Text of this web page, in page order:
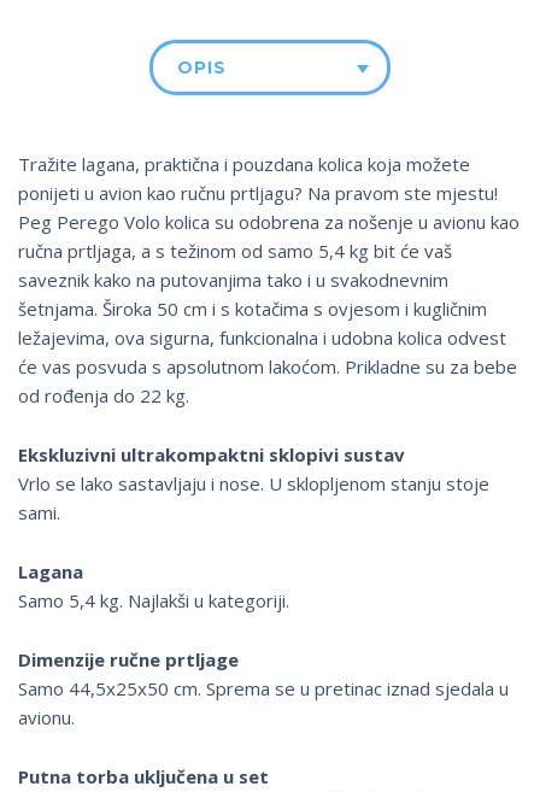
OPIS
Tražite lagana, praktična i pouzdana kolica koja možete
ponijeti u avion kao ručnu prtljagu? Na pravom ste mjestu!
Peg Perego Volo kolica su odobrena za nošenje u avionu kao
ručna prtljaga, a s težinom od samo 5,4 kg bit će vaš
saveznik kako na putovanjima tako i u svakodnevnim
šetnjama. Široka 50 cm i s kotačima s ovjesom i kugličnim
ležajevima, ova sigurna, funkcionalna i udobna kolica odvest
će vas posvuda s apsolutnom lakoćom. Prikladne su za bebe
od rođenja do 22 kg.
Ekskluzivni ultrakompaktni sklopivi sustav
Vrlo se lako sastavljaju i nose. U sklopljenom stanju stoje
sami.
Lagana
Samo 5,4 kg. Najlakši u kategoriji.
Dimenzije ručne prtljage
Samo 44,5x25x50 cm. Sprema se u pretinac iznad sjedala u
avionu.
Putna torba uključena u set